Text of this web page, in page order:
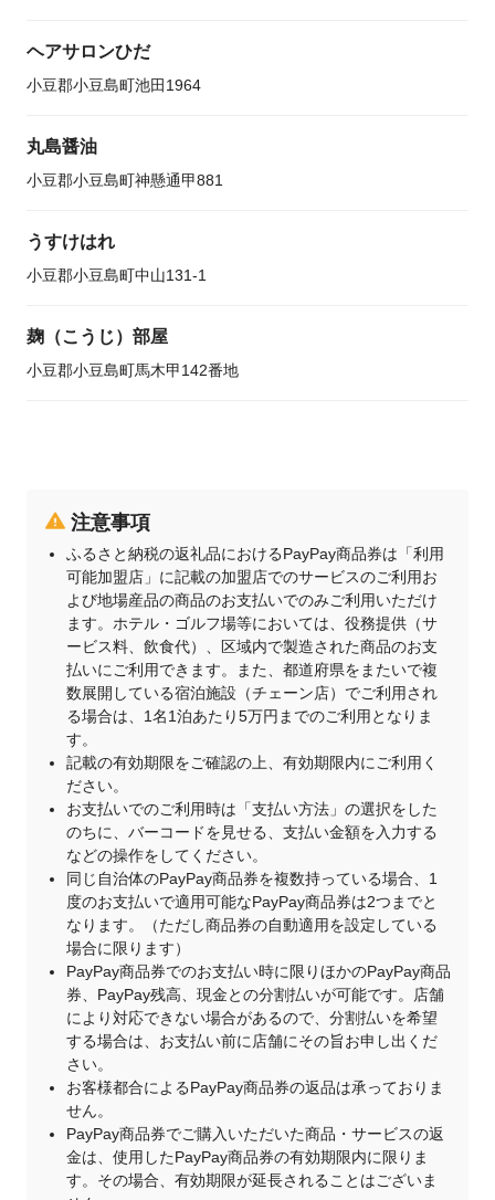
ヘアサロンひだ
小豆郡小豆島町池田1964
丸島醤油
小豆郡小豆島町神懸通甲881
うすけはれ
小豆郡小豆島町中山131-1
麹（こうじ）部屋
小豆郡小豆島町馬木甲142番地
注意事項
ふるさと納税の返礼品におけるPayPay商品券は「利用
可能加盟店」に記載の加盟店でのサービスのご利用お
よび地場産品の商品のお支払いでのみご利用いただけ
ます。ホテル・ゴルフ場等においては、役務提供（サ
ービス料、飲食代）、区域内で製造された商品のお支
払いにご利用できます。また、都道府県をまたいで複
数展開している宿泊施設（チェーン店）でご利用され
る場合は、1名1泊あたり5万円までのご利用となりま
す。
記載の有効期限をご確認の上、有効期限内にご利用く
ださい。
お支払いでのご利用時は「支払い方法」の選択をした
のちに、バーコードを見せる、支払い金額を入力する
などの操作をしてください。
同じ自治体のPayPay商品券を複数持っている場合、1
度のお支払いで適用可能なPayPay商品券は2つまでと
なります。（ただし商品券の自動適用を設定している
場合に限ります）
PayPay商品券でのお支払い時に限りほかのPayPay商品
券、PayPay残高、現金との分割払いが可能です。店舗
により対応できない場合があるので、分割払いを希望
する場合は、お支払い前に店舗にその旨お申し出くだ
さい。
お客様都合によるPayPay商品券の返品は承っておりま
せん。
PayPay商品券でご購入いただいた商品・サービスの返
金は、使用したPayPay商品券の有効期限内に限りま
す。その場合、有効期限が延長されることはございま